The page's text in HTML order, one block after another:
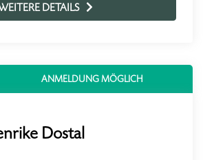
DETAILS
ANMELDUNG MÖGLICH
Dostal